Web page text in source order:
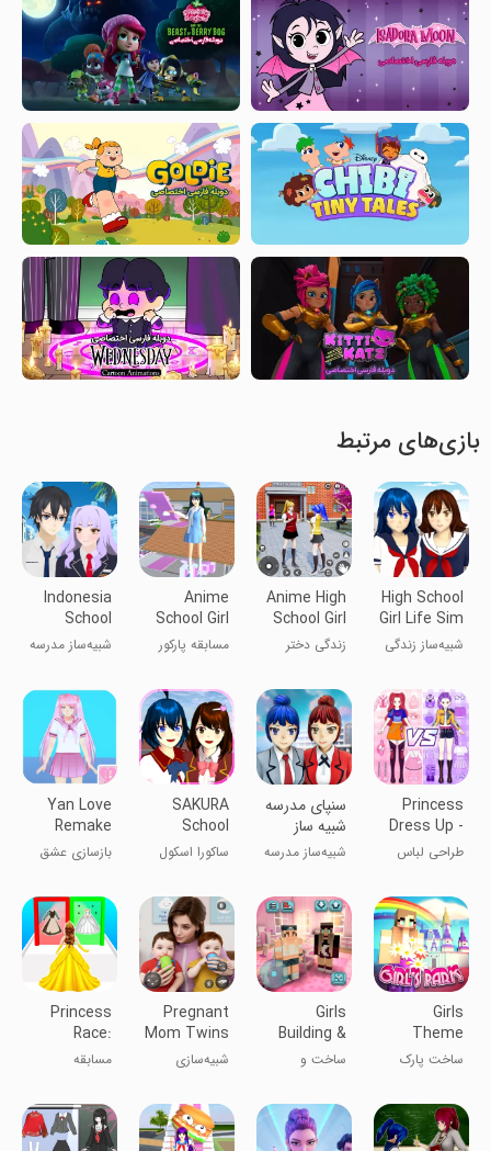
بازی‌های مرتبط
High School
Girl Life Sim
3D
شبیه‌ساز زندگی
۳D
Anime High
School Girl
Life 3D
زندگی دختر
۳ بعدی
Anime
School Girl
Parkour
مسابقه پارکور
انیمه
Indonesia
School
Simulator
شبیه‌ساز مدرسه
Princess
Dress Up -
Sweet Doll
طراحی لباس
سنپای مدرسه
شبیه ساز
شبیه‌ساز مدرسه
SAKURA
School
Simulator
ساکورا اسکول
Yan Love
Remake
بازسازی عشق
Girls
Theme
Park Craft:
Water
ساخت پارک
دختران: آب
Girls
Building &
Crafting
ساخت و
دختران
Pregnant
Mom Twins
Life Sim 3D
شبیه‌سازی
باردار دوقلوها
3D
Princess
Race:
Wedding
مسابقه
بازی‌های
عروسی